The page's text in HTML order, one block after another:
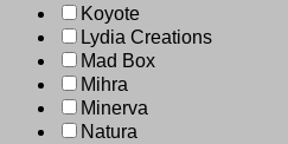
Koyote
Lydia Creations
Mad Box
Mihra
Minerva
Natura